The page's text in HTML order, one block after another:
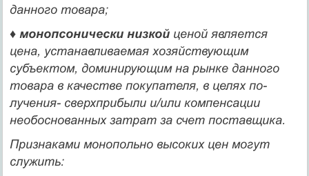
данного товара;
♦ монопсонически низкойценой является
цена, уста­навливаемая хозяйствующим
субъектом, доминирующим на рынке данного
товара в качестве покупателя, в целях по­
лучения- сверхприбыли и/или компенсации
необоснованных затрат за счет поставщика.
Признаками монопольно высоких цен могут
служить: